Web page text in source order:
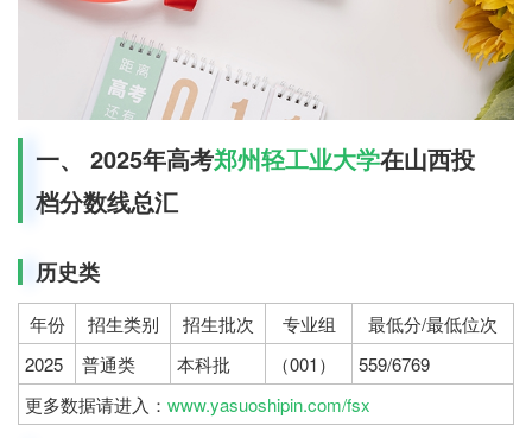
一、 2025年高考郑州轻工业大学在山西投
档分数线总汇
历史类
年份 招生类别 招生批次 专业组
最低分/最低位次
2025
普通类 本科批 （001）
559/6769
更多数据请进入： www.yasuoshipin.com/fsx